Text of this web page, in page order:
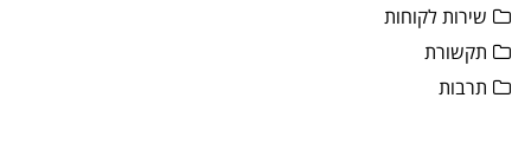
שירות לקוחות
תקשורת
תרבות